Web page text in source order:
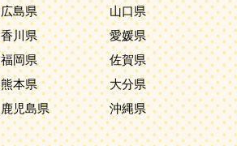
広島県
山口県
香川県
愛媛県
福岡県
佐賀県
熊本県
大分県
鹿児島県 沖縄県